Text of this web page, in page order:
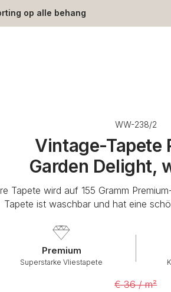
op alle behang
WW-238/2
Vintage-Tapete
Garden Delight,
Tapete wird auf 155 Gramm
Tapete ist waschbar und hat eine
Premium
Superstarke Vliestapete
€ 36 / m²